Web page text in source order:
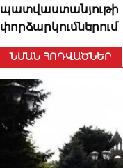
պատվաստանյութի
փորձարկումներում
ՆՄԱՆ ՀՈԴՎԱԾՆԵՐ